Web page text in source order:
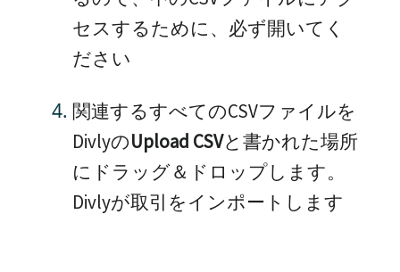
セスするために、必ず開いてく
ださい
関連するすべてのCSVファイルを
DivlyのUpload CSVと書かれた場所
にドラッグ＆ドロップします。
Divlyが取引をインポートします